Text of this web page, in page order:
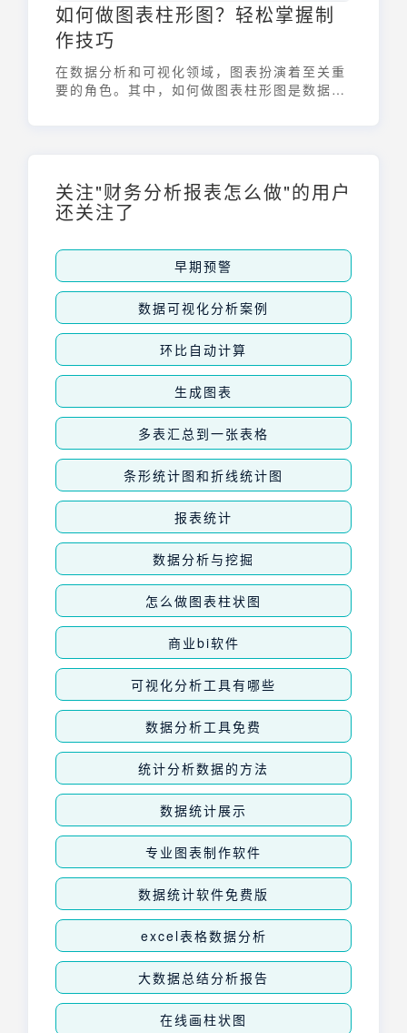
如何做图表柱形图？轻松掌握制
作技巧
在数据分析和可视化领域，图表扮演着至关重
要的角色。其中，如何做图表柱形图是数据呈
关注"财务分析报表怎么做"的用户
还关注了
早期预警
数据可视化分析案例
环比自动计算
生成图表
多表汇总到一张表格
条形统计图和折线统计图
报表统计
数据分析与挖掘
怎么做图表柱状图
商业bi软件
可视化分析工具有哪些
数据分析工具免费
统计分析数据的方法
数据统计展示
专业图表制作软件
数据统计软件免费版
excel表格数据分析
大数据总结分析报告
在线画柱状图